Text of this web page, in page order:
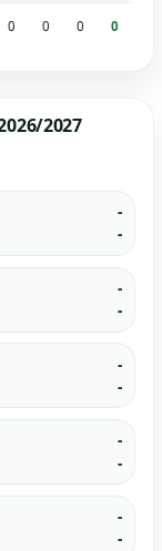
0 0 0 0
2027
-
-
-
-
-
-
-
-
-
-